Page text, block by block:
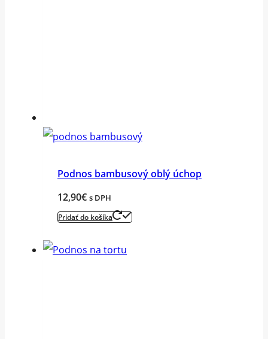
Podnos bambusový oblý úchop
12,90€ s DPH
Pridať do košíka